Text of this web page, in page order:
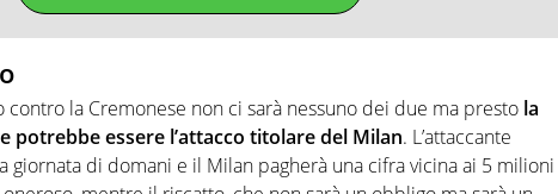
contro la Cremonese non ci sarà nessuno dei due ma presto la
potrebbe essere l’attacco titolare del Milan. L’attaccante
giornata di domani e il Milan pagherà una cifra vicina ai 5 milioni